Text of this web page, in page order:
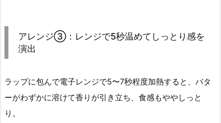
アレンジ③：レンジで5秒温めてしっとり感を
演出
ラップに包んで電子レンジで5〜7秒程度加熱すると、バタ
ーがわずかに溶けて香りが引き立ち、食感もややしっと
り。